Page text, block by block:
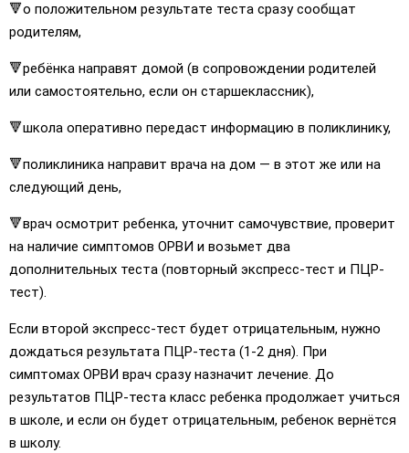
🔻о положительном результате теста сразу сообщат
родителям,
🔻ребёнка направят домой (в сопровождении родителей
или самостоятельно, если он старшеклассник),
🔻школа оперативно передаст информацию в поликлинику,
🔻поликлиника направит врача на дом — в этот же или на
следующий день,
🔻врач осмотрит ребенка, уточнит самочувствие, проверит
на наличие симптомов ОРВИ и возьмет два
дополнительных теста (повторный экспресс-тест и ПЦР-
тест).
Если второй экспресс-тест будет отрицательным, нужно
дождаться результата ПЦР-теста (1-2 дня). При
симптомах ОРВИ врач сразу назначит лечение. До
результатов ПЦР-теста класс ребенка продолжает учиться
в школе, и если он будет отрицательным, ребенок вернётся
в школу.